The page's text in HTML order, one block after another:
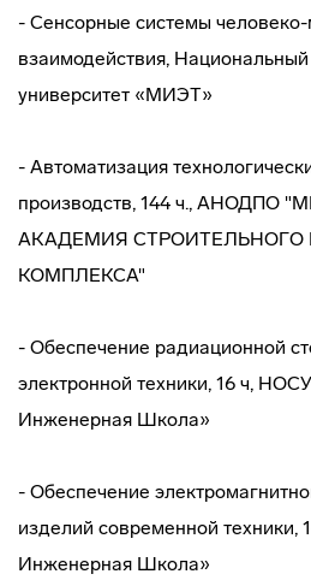
- Сенсорные системы
взаимодействия,
университет «МИЭТ»
- Автоматизация
производств, 144 ч.,
АКАДЕМИЯ
КОМПЛЕКСА"
- Обеспечение радиационной
электронной техники, 16 ч,
Инженерная Школа»
- Обеспечение
изделий современной
Инженерная Школа»